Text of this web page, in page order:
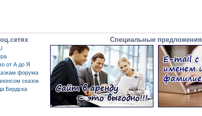
от А до Я
форума
сказок
Бердска
Специальные предложения